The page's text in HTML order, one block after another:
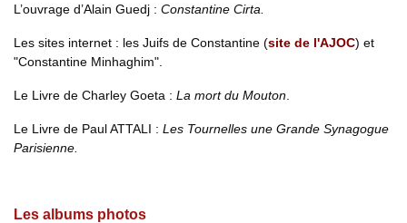
L’ouvrage d’Alain Guedj : Constantine Cirta.
Les sites internet : les Juifs de Constantine (site de l'AJOC) et
"Constantine Minhaghim".
Le Livre de Charley Goeta : La mort du Mouton
Le Livre de Paul ATTALI : Les Tournelles une Grande Synagogue
Parisienne.
Les albums photos